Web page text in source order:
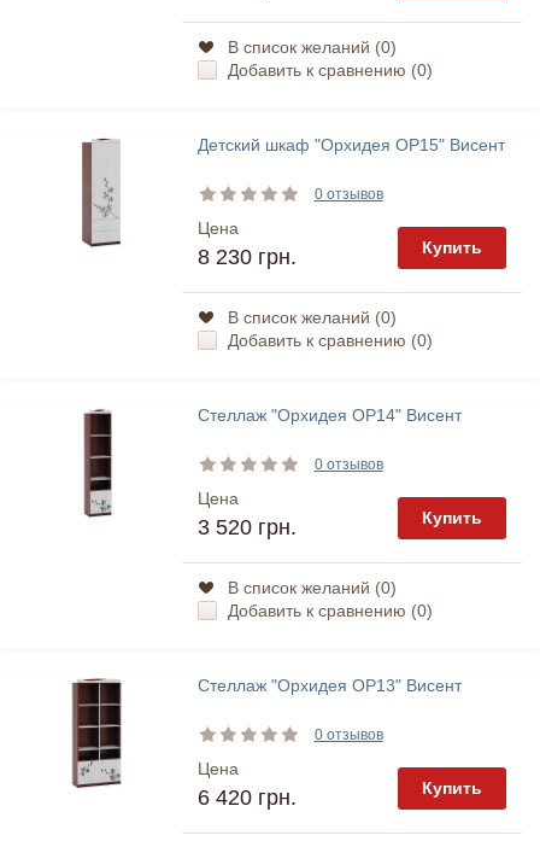
В список желаний (0)
Добавить к сравнению (0)
Детский шкаф "Орхидея ОР15" Висент
0 отзывов
Цена
8 230 грн. Купить
В список желаний (0)
Добавить к сравнению (0)
Стеллаж "Орхидея ОР14" Висент
0 отзывов
Цена
3 520 грн. Купить
В список желаний (0)
Добавить к сравнению (0)
Стеллаж "Орхидея ОР13" Висент
0 отзывов
Цена
6 420 грн. Купить